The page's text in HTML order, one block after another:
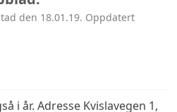
den 18.01.19. Oppdatert
i år. Adresse Kvislavegen 1,